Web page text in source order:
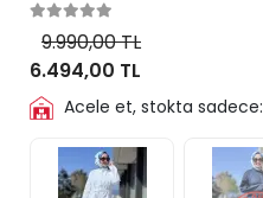
9.990,00 TL
6.494,00 TL
Acele et, stokta sadece: